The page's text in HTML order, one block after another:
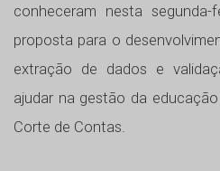
conheceram nesta
proposta para o
extração de dados e
ajudar na gestão da
Corte de Contas.